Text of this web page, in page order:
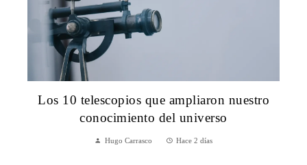
Los 10 telescopios que ampliaron nuestro
conocimiento del universo
Hugo Carrasco Hace 2 días